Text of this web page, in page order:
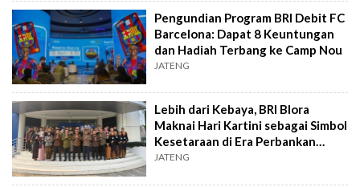
Pengundian Program BRI Debit FC
Barcelona: Dapat 8 Keuntungan
dan Hadiah Terbang ke Camp Nou
JATENG
Lebih dari Kebaya, BRI Blora
Maknai Hari Kartini sebagai Simbol
Kesetaraan di Era Perbankan
Modern
JATENG